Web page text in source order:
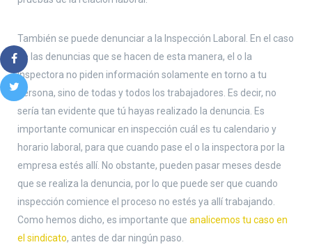
También se puede denunciar a la Inspección Laboral. En el caso
de las denuncias que se hacen de esta manera, el o la
inspectora no piden información solamente en torno a tu
persona, sino de todas y todos los trabajadores. Es decir, no
sería tan evidente que tú hayas realizado la denuncia. Es
importante comunicar en inspección cuál es tu calendario y
horario laboral, para que cuando pase el o la inspectora por la
empresa estés allí. No obstante, pueden pasar meses desde
que se realiza la denuncia, por lo que puede ser que cuando
inspección comience el proceso no estés ya allí trabajando.
Como hemos dicho, es importante que analicemos tu caso en
el sindicato, antes de dar ningún paso.